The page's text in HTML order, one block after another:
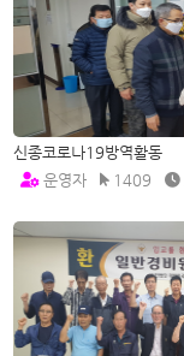
신종코로나19방역활동
운영자
1409